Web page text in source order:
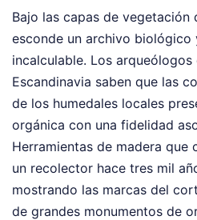
Bajo las capas de vegetación
esconde un archivo
incalculable. Los
Escandinavia saben que las
de los humedales locales
orgánica con una fidelidad
Herramientas de madera que
un recolector hace tres mil
mostrando las marcas del
de grandes monumentos de